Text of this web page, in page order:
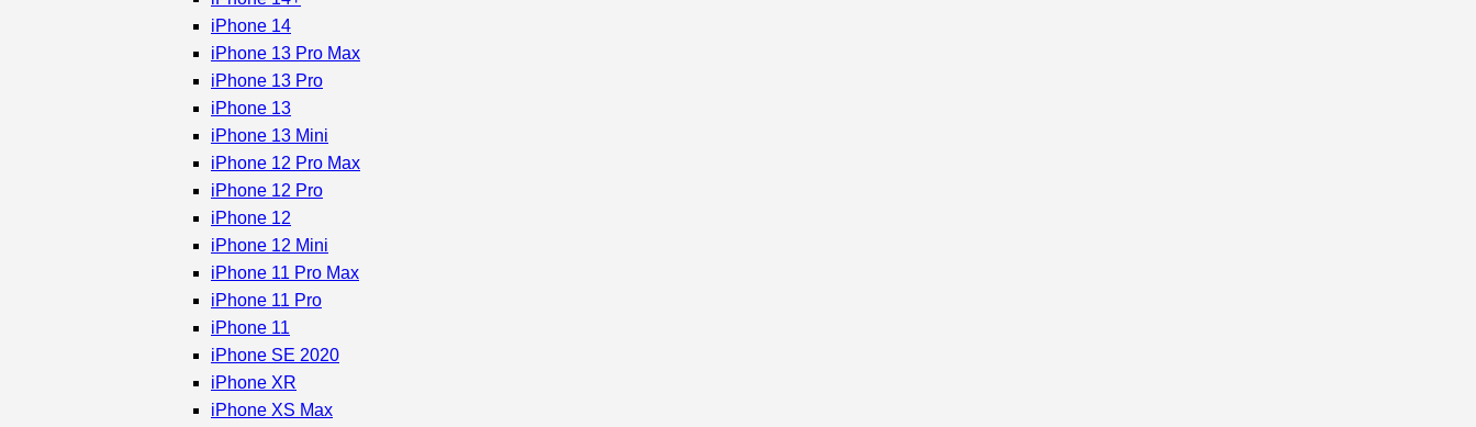
iPhone 14
iPhone 13 Pro Max
iPhone 13 Pro
iPhone 13
iPhone 13 Mini
iPhone 12 Pro Max
iPhone 12 Pro
iPhone 12
iPhone 12 Mini
iPhone 11 Pro Max
iPhone 11 Pro
iPhone 11
iPhone SE 2020
iPhone XR
iPhone XS Max